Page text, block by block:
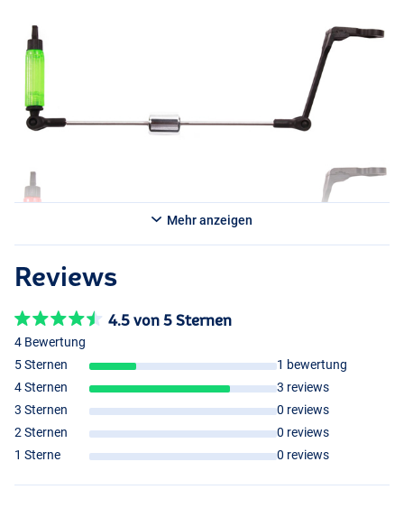
Mehr anzeigen
Reviews
4.5 von 5 Sternen
4 Bewertung
5 Sternen
1 bewertung
4 Sternen
3 reviews
3 Sternen
0 reviews
2 Sternen
0 reviews
1 Sterne
0 reviews